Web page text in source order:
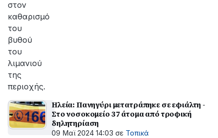
στον
καθαρισμό
του
βυθού
του
λιμανιού
της
περιοχής.
Ηλεία: Πανηγύρι μετατράπηκε σε εφιάλτη -
Στο νοσοκομείο 37 άτομα από τροφική
δηλητηρίαση
09 Μαϊ 2024 14:03 σε Τοπικά